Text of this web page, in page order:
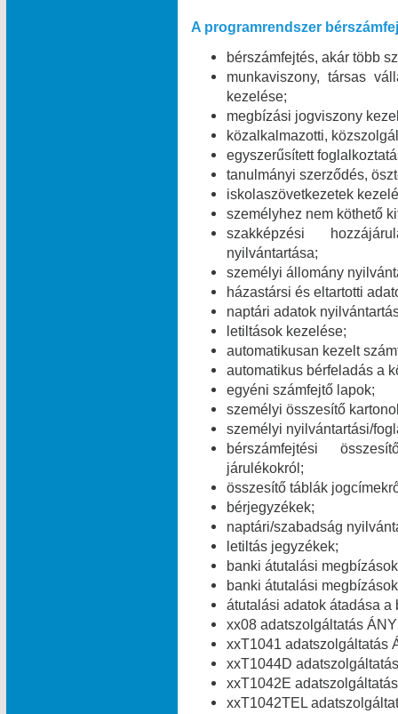
A programrendszer
bérszámfejtés, akár több
munkaviszony, társas
kezelése;
megbízási jogviszony
közalkalmazotti,
egyszerűsített
tanulmányi szerződés,
iskolaszövetkezetek
személyhez nem köthető
szakképzési
nyilvántartása;
személyi állomány
házastársi és eltartotti
naptári adatok
letiltások kezelése;
automatikusan kezelt
automatikus bérfeladás a
egyéni számfejtő lapok;
személyi összesítő
személyi nyilvántartási/
bérszámfejtési
járulékokról;
összesítő táblák
bérjegyzékek;
naptári/szabadság
letiltás jegyzékek;
banki átutalási
banki átutalási
átutalási adatok átadása
xx08 adatszolgáltatás
xxT1041 adatszolgáltatás
xxT1044D
xxT1042E
xxT1042TEL